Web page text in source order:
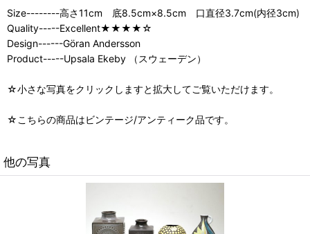
Size--------高さ11cm 底8.5cm×8.5cm 口直径3.7cm(内径3cm)
Quality-----Excellent★★★★☆
Design------Göran Andersson
Product-----Upsala Ekeby （スウェーデン）
☆小さな写真をクリックしますと拡大してご覧いただけます。
☆こちらの商品はビンテージ/アンティーク品です。
他の写真